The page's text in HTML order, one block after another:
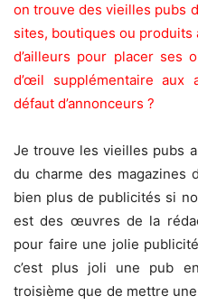
on trouve des vieilles pubs
sites, boutiques ou
d’ailleurs pour placer ses
d’œil supplémentaire aux
défaut d’annonceurs ?
Je trouve les vieilles pubs
du charme des magazines
bien plus de publicités si
est des œuvres de la
pour faire une jolie
c’est plus joli une pub
troisième que de mettre une